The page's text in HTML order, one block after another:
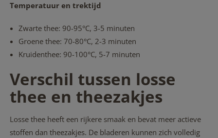
Temperatuur en trektijd
Zwarte thee: 90-95°C, 3-5 minuten
Groene thee: 70-80°C, 2-3 minuten
Kruidenthee: 90-100°C, 5-7 minuten
Verschil tussen losse
thee en theezakjes
Losse thee heeft een rijkere smaak en bevat meer actieve
stoffen dan theezakjes. De bladeren kunnen zich volledig